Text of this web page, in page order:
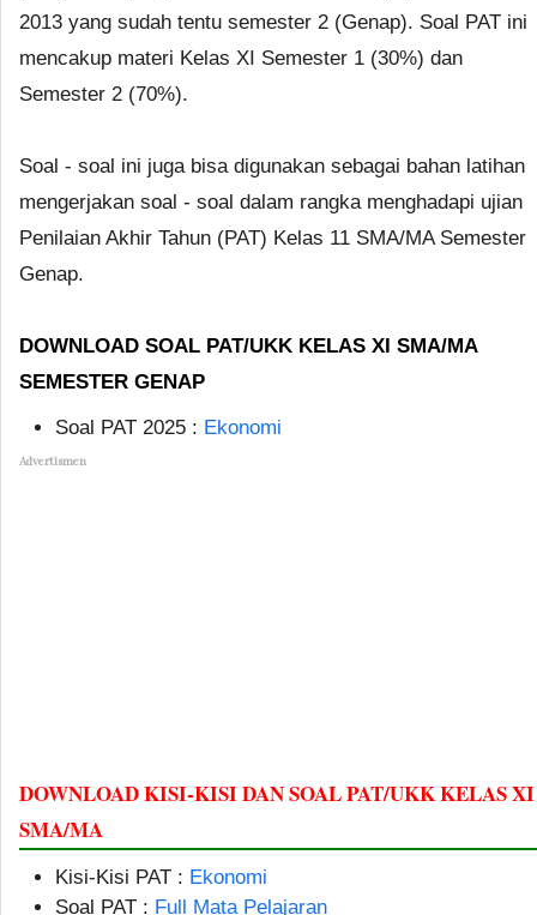
2013 yang sudah tentu semester 2 (Genap). Soal PAT ini
mencakup materi Kelas XI Semester 1 (30%) dan
Semester 2 (70%).
Soal - soal ini juga bisa digunakan sebagai bahan latihan
mengerjakan soal - soal dalam rangka menghadapi ujian
Penilaian Akhir Tahun (PAT) Kelas 11 SMA/MA Semester
Genap.
DOWNLOAD SOAL PAT/UKK KELAS XI SMA/MA
SEMESTER GENAP
Soal PAT 2025 : Ekonomi
Advertismen
DOWNLOAD KISI-KISI DAN SOAL PAT/UKK KELAS XI
SMA/MA
Kisi-Kisi PAT : Ekonomi
Soal PAT : Full Mata Pelajaran